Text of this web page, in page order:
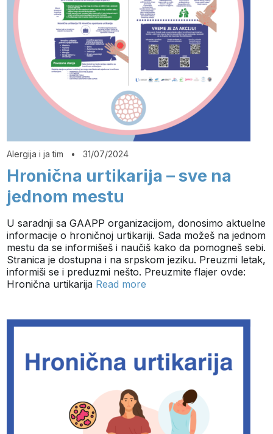
Alergija i ja tim •31/07/2024
Hronična urtikarija – sve na
jednom mestu
U saradnji sa GAAPP organizacijom, donosimo aktuelne
informacije o hroničnoj urtikariji. Sada možeš na jednom
mestu da se informišeš i naučiš kako da pomogneš sebi.
Stranica je dostupna i na srpskom jeziku. Preuzmi letak,
informiši se i preduzmi nešto. Preuzmite flajer ovde:
Hronična urtikarija Read more